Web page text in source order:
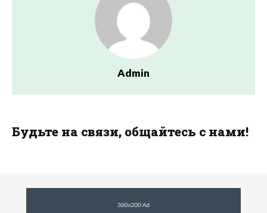
Admin
Будьте на связи, общайтесь с нами!